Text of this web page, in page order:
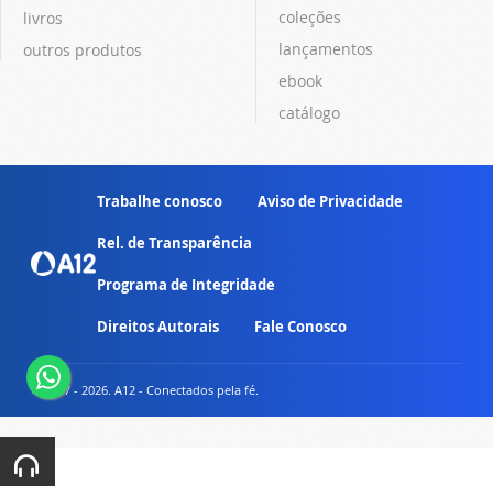
livros
outros produtos
coleções
lançamentos
ebook
catálogo
Trabalhe conosco Aviso de Privacidade
Rel. de Transparência
Programa de Integridade
Direitos Autorais Fale Conosco
© 2007 - 2026. A12 - Conectados pela fé.